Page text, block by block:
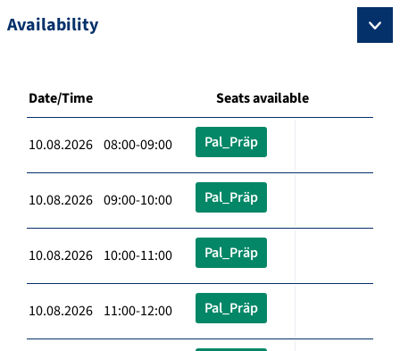
Availability
Date/Time Seats available
10.08.2026 08:00-09:00 Pal_Präp
10.08.2026 09:00-10:00 Pal_Präp
10.08.2026 10:00-11:00 Pal_Präp
10.08.2026 11:00-12:00 Pal_Präp